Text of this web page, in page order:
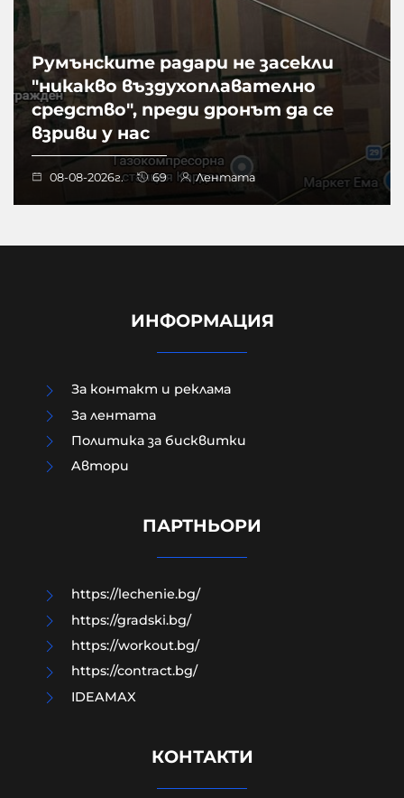
Румънските радари не засекли
"никакво въздухоплавателно
средство", преди дронът да се
взриви у нас
08-08-2026г. 69 Лентата
МО след анализ на останките
дрон-примамка "Майя"
ИНФОРМАЦИЯ
За контакт и реклама
За лентата
Политика за бисквитки
Aвтори
ПАРТНЬОРИ
https://lechenie.bg/
https://gradski.bg/
https://workout.bg/
https://contract.bg/
IDEAMAX
КОНТАКТИ